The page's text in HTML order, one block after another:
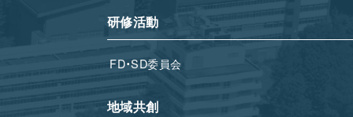
研修活動
FD・SD委員会
地域共創